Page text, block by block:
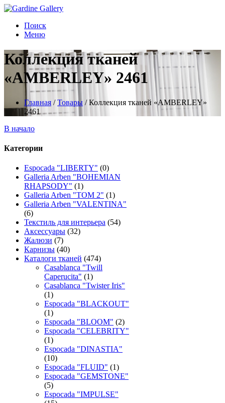
Поиск
Меню
Коллекция тканей
«AMBERLEY» 2461
Главная /Товары /Коллекция тканей «AMBERLEY»
2461
В начало
Категории
Espocada "LIBERTY" (0)
Galleria Arben "BOHEMIAN
RHAPSODY" (1)
Galleria Arben "TOM 2" (1)
Galleria Arben "VALENTINA"
(6)
Текстиль для интерьера (54)
Аксессуары (32)
Жалюзи (7)
Карнизы (40)
Каталоги тканей (474)
Casablanca "Twill
Caperucita" (1)
Casablanca "Twister Iris"
(1)
Espocada "BLACKOUT"
(1)
Espocada "BLOOM" (2)
Espocada "CELEBRITY"
(1)
Espocada "DINASTIA"
(10)
Espocada "FLUID" (1)
Espocada "GEMSTONE"
(5)
Espocada "IMPULSE"